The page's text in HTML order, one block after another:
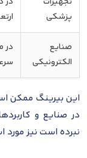
پزشکی
صنایع
الکترونیکی
در
این بیرینگ ممکن
در صنایع و
نبرده است نیز مورد